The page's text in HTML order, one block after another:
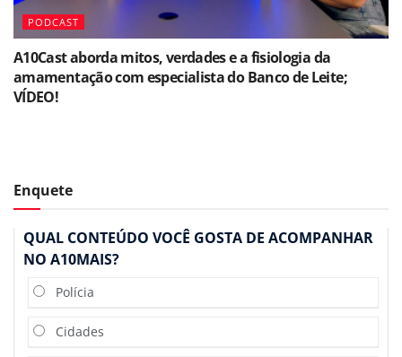
PODCAST
A10Cast aborda mitos, verdades e a fisiologia da
amamentação com especialista do Banco de Leite;
VÍDEO!
Enquete
QUAL CONTEÚDO VOCÊ GOSTA DE ACOMPANHAR
NO A10MAIS?
Polícia
Cidades